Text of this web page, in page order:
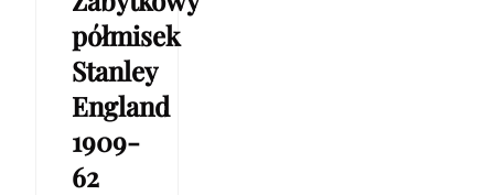
półmisek
Stanley
England
1909-
62